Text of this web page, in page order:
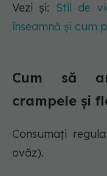
Vezi și: Stil de
înseamnă și cum
Cum să
crampele și
Consumați
ovăz).